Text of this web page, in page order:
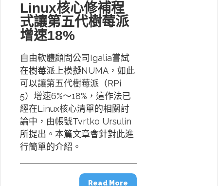
Linux核心修補程
式讓第五代樹莓派
增速18%
自由軟體顧問公司Igalia嘗試
在樹莓派上模擬NUMA，如此
可以讓第五代樹莓派（RPi
5）增速6%～18%，這作法已
經在Linux核心清單的相關討
論中，由帳號Tvrtko Ursulin
所提出。本篇文章會針對此進
行簡單的介紹。
Read More